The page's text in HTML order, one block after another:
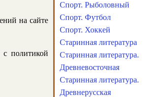
на сайте
политикой
Спорт. Рыболовный
Спорт. Футбол
Спорт. Хоккей
Старинная литература
Старинная литература.
Древневосточная
Старинная литература.
Древнерусская